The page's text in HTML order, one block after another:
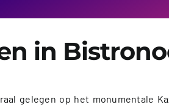
in
gelegen op het monumentale